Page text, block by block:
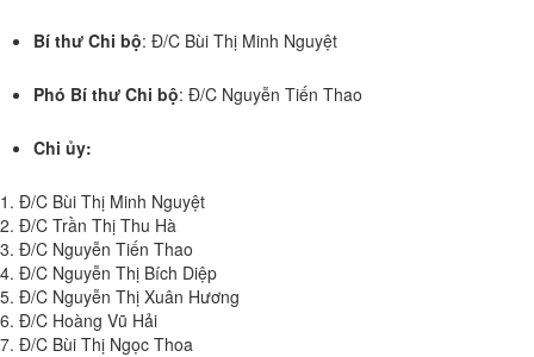
Bí thư Chi bộ: Đ/C Bùi Thị Minh Nguyệt
Phó Bí thư Chi bộ: Đ/C Nguyễn Tiến Thao
Chi ủy:
1. Đ/C Bùi Thị Minh Nguyệt
2. Đ/C Trần Thị Thu Hà
3. Đ/C Nguyễn Tiến Thao
4. Đ/C Nguyễn Thị Bích Diệp
5. Đ/C Nguyễn Thị Xuân Hương
6. Đ/C Hoàng Vũ Hải
7. Đ/C Bùi Thị Ngọc Thoa